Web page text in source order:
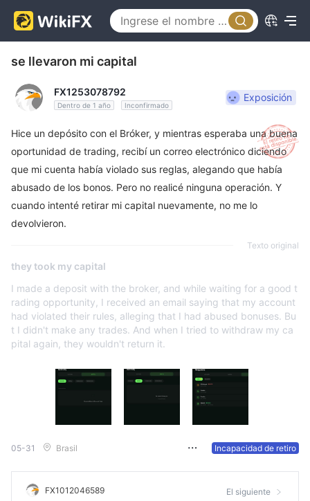
se llevaron mi capital
FX1253078792
Dentro de 1 año Inconfirmado
Exposición
Hice un depósito con el Bróker, y mientras esperaba una buena
oportunidad de trading, recibí un correo electrónico diciendo
que mi cuenta había violado sus reglas, alegando que había
abusado de los bonos. Pero no realicé ninguna operación. Y
cuando intenté retirar mi capital nuevamente, no me lo
devolvieron.
Texto original
they took my capital
I made a deposit with the broker, and while waiting for a good t
rading opportunity, I received an email saying that my account
had violated their rules, alleging that I had abused bonuses. Bu
t I didn't make any trades. And when I tried to withdraw my ca
pital again, they wouldn't return it.
05-31 Brasil Incapacidad de retiro
FX1012046589 El siguiente